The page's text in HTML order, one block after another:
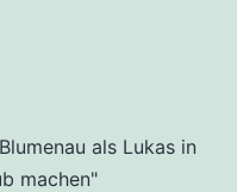
als Lukas in
machen"